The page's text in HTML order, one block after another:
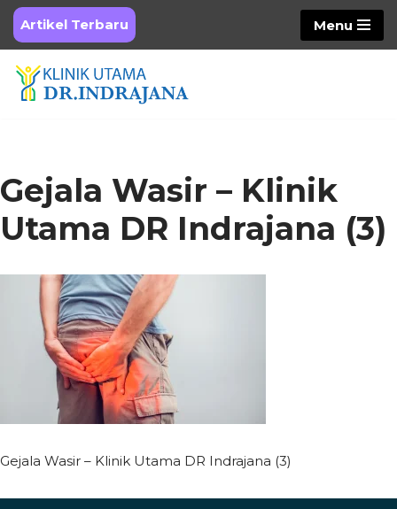
Skip
to
content
Artikel Terbaru Menu
Gejala Wasir – Klinik
Utama DR Indrajana (3)
Gejala Wasir – Klinik Utama DR Indrajana (3)